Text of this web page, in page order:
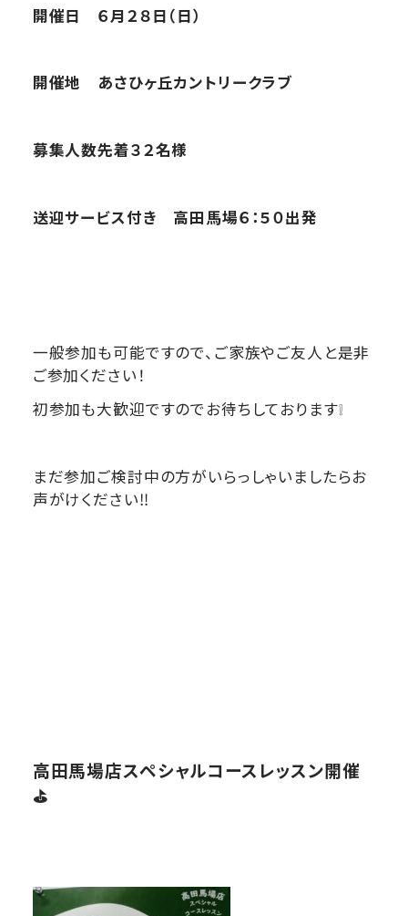
開催日 ６月２８日（日）
開催地 あさひヶ丘カントリークラブ
募集人数先着３２名様
送迎サービス付き 高田馬場６：５０出発
一般参加も可能ですので、ご家族やご友人と是非
ご参加ください！
初参加も大歓迎ですのでお待ちしております❕
まだ参加ご検討中の方がいらっしゃいましたらお
声がけください‼
高田馬場店スペシャルコースレッスン開催
⛳